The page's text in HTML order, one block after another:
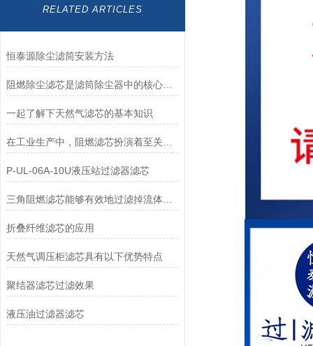
RELATED ARTICLES
恒泰源除尘滤筒安装方法
阻燃除尘滤芯是滤筒除尘器中的核心部件
一起了解下天然气滤芯的基本知识
P-UL-06A-10U液压站过滤器滤芯
三角阻燃滤芯能够有效地过滤掉流体中的各类杂质
折叠纤维滤芯的应用
天然气调压柜滤芯具有以下优势特点
聚结器滤芯过滤效果
液压油过滤器滤芯